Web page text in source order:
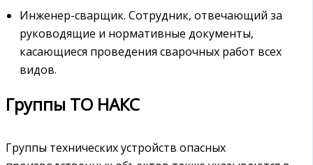
Инженер-сварщик. Сотрудник, отвечающий за
руководящие и нормативные документы,
касающиеся проведения сварочных работ всех
видов.
Группы ТО НАКС
Группы технических устройств опасных